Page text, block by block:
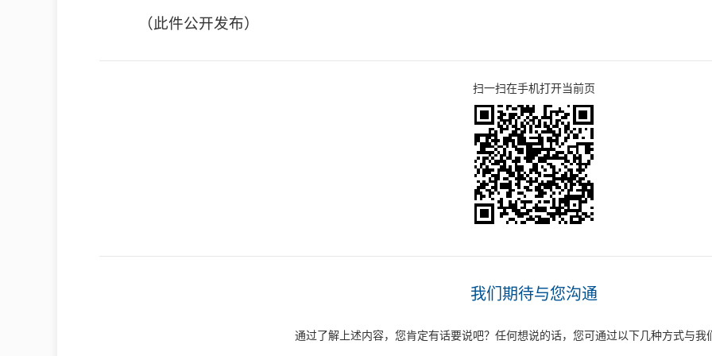
（此件公开发布）
扫一扫在手机打开当前页
我们期待与您沟通
通过了解上述内容，您肯定有话要说吧？任何想说的话，您可通过以下几种方式与我